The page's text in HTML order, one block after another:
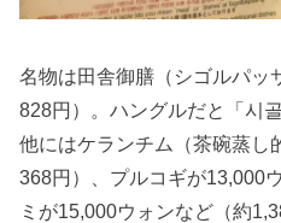
名物は田舎御膳（シゴルパッ
828円）。ハングルだと「시
他にはケランチム（茶碗蒸し
368円）、プルコギが13,000
ミが15,000ウォンなど（約